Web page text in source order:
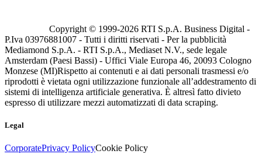
Copyright © 1999-2026 RTI S.p.A. Business Digital -
P.Iva 03976881007 - Tutti i diritti riservati - Per la pubblicità
Mediamond S.p.A. - RTI S.p.A., Mediaset N.V., sede legale
Amsterdam (Paesi Bassi) - Uffici Viale Europa 46, 20093 Cologno
Monzese (MI)Rispetto ai contenuti e ai dati personali trasmessi e/o
riprodotti è vietata ogni utilizzazione funzionale all’addestramento di
sistemi di intelligenza artificiale generativa. È altresì fatto divieto
espresso di utilizzare mezzi automatizzati di data scraping.
Legal
CorporatePrivacy PolicyCookie Policy